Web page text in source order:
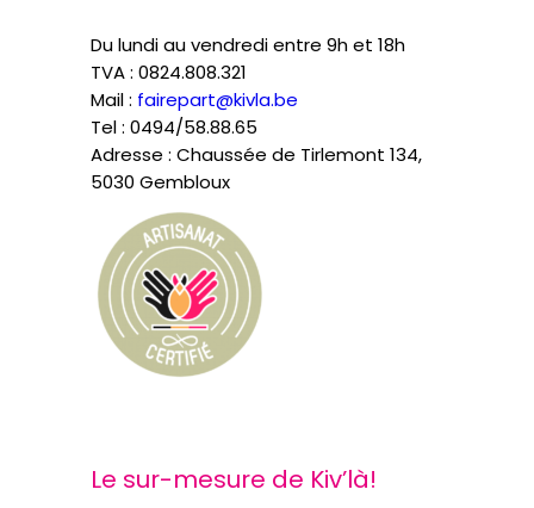
Du lundi au vendredi entre 9h et 18h
TVA : 0824.808.321
Mail : fairepart@kivla.be
Tel : 0494/58.88.65
Adresse : Chaussée de Tirlemont 134,
5030 Gembloux
Le sur-mesure de Kiv’là!